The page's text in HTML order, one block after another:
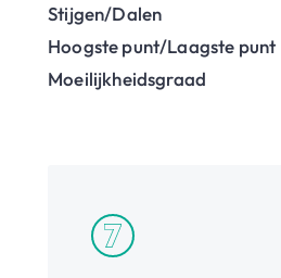
Stijgen/Dalen
Hoogste punt/Laagste punt
Moeilijkheidsgraad